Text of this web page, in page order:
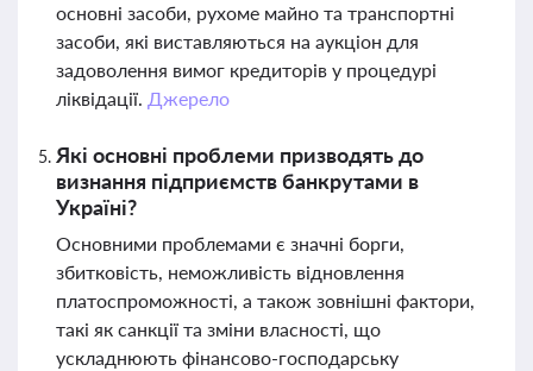
основні засоби, рухоме майно та транспортні
засоби, які виставляються на аукціон для
задоволення вимог кредиторів у процедурі
ліквідації. Джерело
Які основні проблеми призводять до
визнання підприємств банкрутами в
Україні?
Основними проблемами є значні борги,
збитковість, неможливість відновлення
платоспроможності, а також зовнішні фактори,
такі як санкції та зміни власності, що
ускладнюють фінансово-господарську